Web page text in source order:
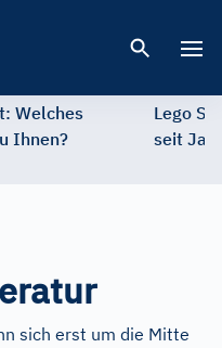
Welches
Ihnen?
Lego
seit
sich erst um die Mitte